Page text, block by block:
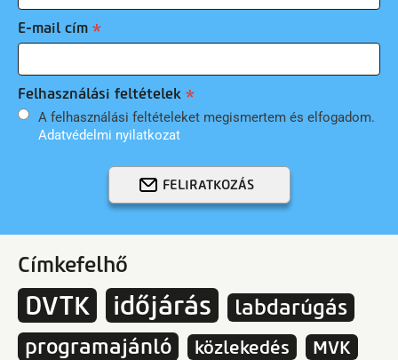
E-mail cím
Felhasználási feltételek
A felhasználási feltételeket megismertem és elfogadom.
Adatvédelmi nyilatkozat
FELIRATKOZÁS
Címkefelhő
DVTK időjárás
labdarúgás
programajánló
közlekedés MVK